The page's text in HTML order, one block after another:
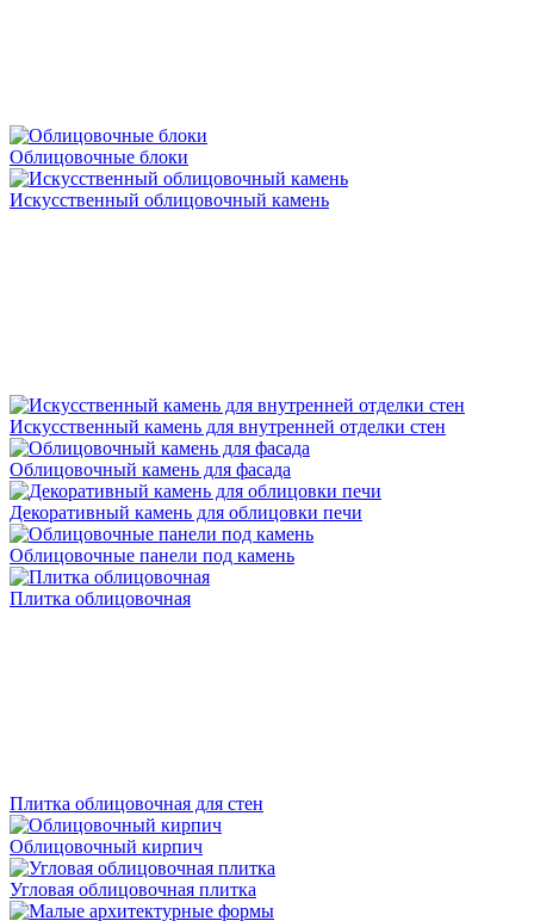
Облицовочные блоки
Искусственный облицовочный камень
Искусственный камень для внутренней отделки стен
Облицовочный камень для фасада
Декоративный камень для облицовки печи
Облицовочные панели под камень
Плитка облицовочная
Плитка облицовочная для стен
Облицовочный кирпич
Угловая облицовочная плитка